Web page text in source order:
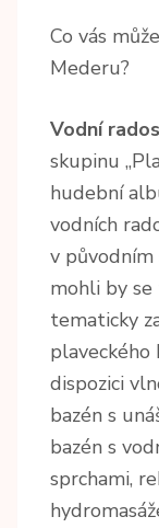
Co vás
Mederu?
Vodní
skupinu
hudební
vodních
v původním
mohli by
tematicky
dispozici
bazén s
bazén s
sprchami,